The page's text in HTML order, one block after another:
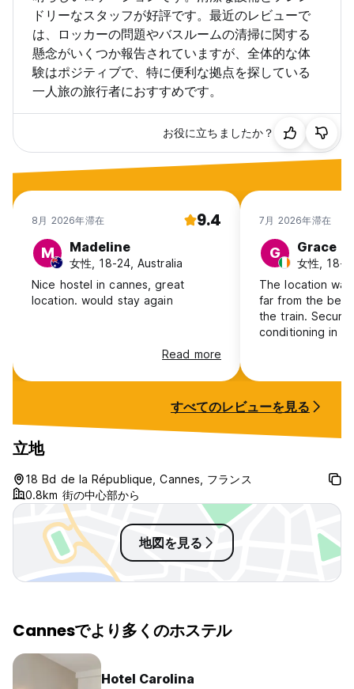
ドリーなスタッフが好評です。最近のレビューで
は、ロッカーの問題やバスルームの清掃に関する
懸念がいくつか報告されていますが、全体的な体
験はポジティブで、特に便利な拠点を探している
一人旅の旅行者におすすめです。
お役に立ちましたか？
8月 2026年滞在 9.4
M Madeline
女性, 18-24, Australia
Nice hostel in cannes, great
location. would stay again
Read more
7月 2026年滞在
G Grace
女性, 18-
The location
far from the
the train.
conditioning in
there is no bar
incredibly thin,
it and had a
floor, and the
frequently empty. Lights in
shower turn off
すべてのレビューを見る
立地
18 Bd de la République, Cannes, フランス
0.8km 街の中心部から
地図を見る
Cannesでより多くのホステル
Hotel Carolina